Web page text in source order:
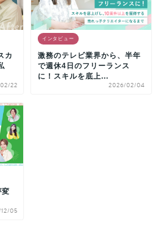
カ
22
インタビュー
激務のテレビ業界から、半年
で週休4日のフリーランス
に！スキルを底上...
2026/02/04
05